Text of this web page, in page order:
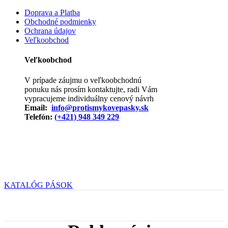
Doprava a Platba
Obchodné podmienky
Ochrana údajov
Veľkoobchod
Veľkoobchod
V prípade záujmu o veľkoobchodnú
ponuku nás prosím kontaktujte, radi Vám
vypracujeme individuálny cenový návrh
Email: info@protismykovepasky.sk
Telefón: (+421) 948 349 229
KATALÓG PÁSOK